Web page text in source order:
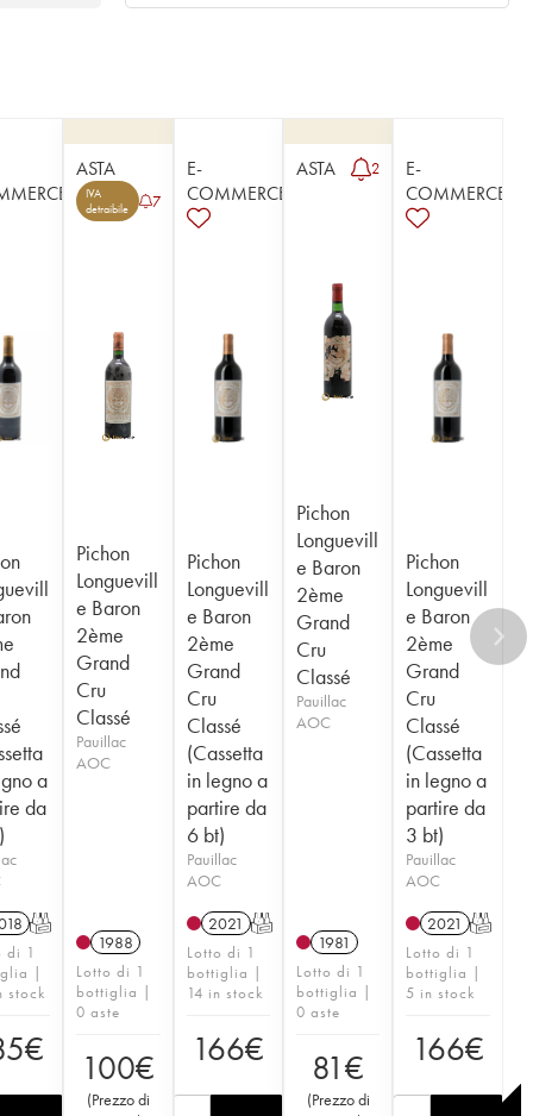
a
da
T
di 1
|
stock
€
ASTA
IVA
detraibile
7
Pichon
Longuevill
e Baron
2ème
Grand
Cru
Classé
Pauillac
AOC
1988
Lotto di 1
bottiglia |
0 aste
100€
(Prezzo di
E-
COMMERCE
Pichon
Longuevill
e Baron
2ème
Grand
Cru
Classé
(Cassetta
in legno a
partire da
6 bt)
Pauillac
AOC
2021 T
Lotto di 1
bottiglia |
14 in stock
166€
ASTA 2
Pichon
Longuevill
e Baron
2ème
Grand
Cru
Classé
Pauillac
AOC
1981
Lotto di 1
bottiglia |
0 aste
81€
(Prezzo di
E-
COMMERCE
Pichon
Longuevill
e Baron
2ème
Grand
Cru
Classé
(Cassetta
in legno a
partire da
3 bt)
Pauillac
AOC
2021 T
Lotto di 1
bottiglia |
5 in stock
166€